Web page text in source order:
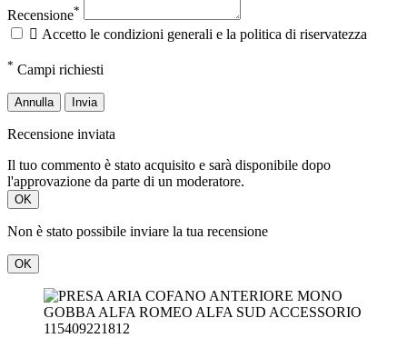
Recensione*
 Accetto le condizioni generali e la politica di riservatezza
* Campi richiesti
Annulla Invia
Recensione inviata
Il tuo commento è stato acquisito e sarà disponibile dopo
l'approvazione da parte di un moderatore.
OK
Non è stato possibile inviare la tua recensione
OK
115409221812